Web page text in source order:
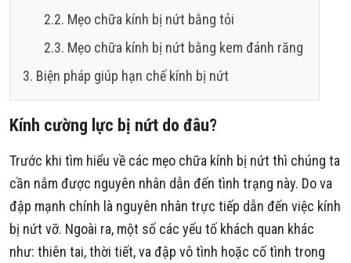
Mẹo chữa kính bị nứt bằng tỏi
Mẹo chữa kính bị nứt bằng kem đánh răng
Biện pháp giúp hạn chế kính bị nứt
Kính cường lực bị nứt do đâu?
Trước khi tìm hiểu về các mẹo chữa kính bị nứt thì chúng ta
cần nắm được nguyên nhân dẫn đến tình trạng này. Do va
đập mạnh chính là nguyên nhân trực tiếp dẫn đến việc kính
bị nứt vỡ. Ngoài ra, một số các yếu tố khách quan khác
như: thiên tai, thời tiết, va đập vô tình hoặc cố tình trong